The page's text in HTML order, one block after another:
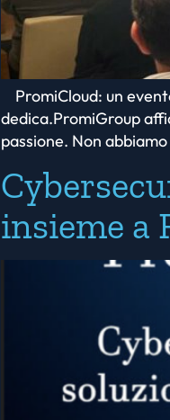
PromiCloud: un
dedica.PromiGroup
passione. Non
insieme a